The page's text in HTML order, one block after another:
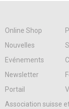
Online Shop
Nouvelles
Evénements
Newsletter
Portail
Association suisse